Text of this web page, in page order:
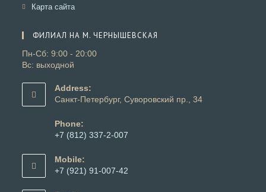
Карта сайтаОткроется
вкладке
ФИЛИАЛ НА М. ЧЕРНЫШЕВСКАЯ
Пн-Сб: 9:00 - 20:00
Вс: выходной
Address:
Санкт-Петербург, Суворовский пр., 34
Phone:
+7 (812) 337-2-007
в
вашем
Mobile:
+7 (921) 91-007-42